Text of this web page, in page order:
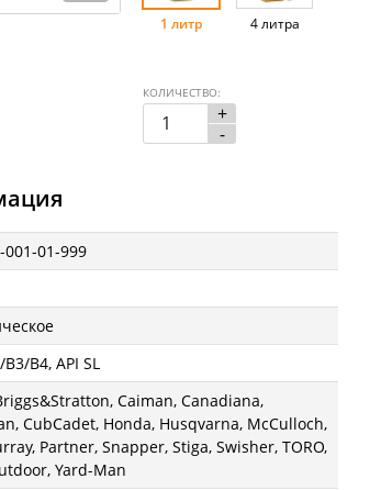
1 литр 4 литра
+
-
КОЛИЧЕСТВО:
001-01-999
B4, API SL
Caiman, Canadiana,
CubCadet, Honda, Husqvarna, McCulloch,
Partner, Snapper, Stiga, Swisher, TORO,
Yard-Man